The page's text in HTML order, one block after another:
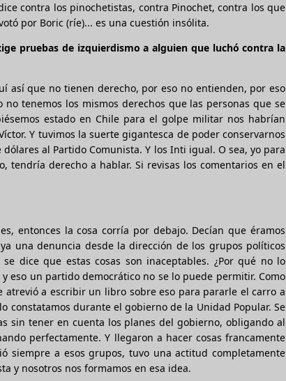
contra los pinochetistas, contra Pinochet, contra los que
por Boric (ríe)... es una cuestión insólita.
pruebas de izquierdismo a alguien que luchó contra la
así que no tienen derecho, por eso no entienden, por eso
tenemos los mismos derechos que las personas que se
estado en Chile para el golpe militar nos habrían
Y tuvimos la suerte gigantesca de poder conservarnos
al Partido Comunista. Y los Inti igual. O sea, yo para
derecho a hablar. Si revisas los comentarios en el
entonces la cosa corría por debajo. Decían que éramos
una denuncia desde la dirección de los grupos políticos
dice que estas cosas son inaceptables. ¿Por qué no lo
eso un partido democrático no se lo puede permitir. Como
a escribir un libro sobre eso para pararle el carro a
constatamos durante el gobierno de la Unidad Popular. Se
sin tener en cuenta los planes del gobierno, obligando al
perfectamente. Y llegaron a hacer cosas francamente
siempre a esos grupos, tuvo una actitud completamente
y nosotros nos formamos en esa idea.